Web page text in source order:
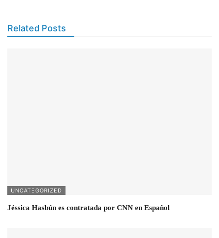
Related Posts
UNCATEGORIZED
Jéssica Hasbún es contratada por CNN en Español